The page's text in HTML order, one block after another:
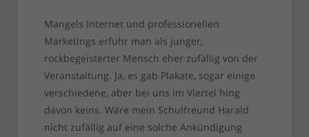
Mangels Internet und professionellen
Marketings erfuhr man als junger,
rockbegeisterter Mensch eher zufällig von der
Veranstaltung. Ja, es gab Plakate, sogar einige
verschiedene, aber bei uns im Viertel hing
davon keins. Wäre mein Schulfreund Harald
nicht zufällig auf eine solche Ankündigung